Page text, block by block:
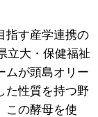
指す産学連携の
立大・保健福祉
ムが頭島オリー
た性質を持つ野
この酵母を使